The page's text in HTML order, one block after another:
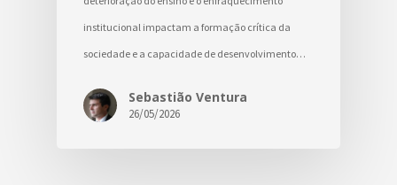
institucional impactam a formação crítica da
sociedade e a capacidade de desenvolvimento…
Sebastião Ventura
26/05/2026